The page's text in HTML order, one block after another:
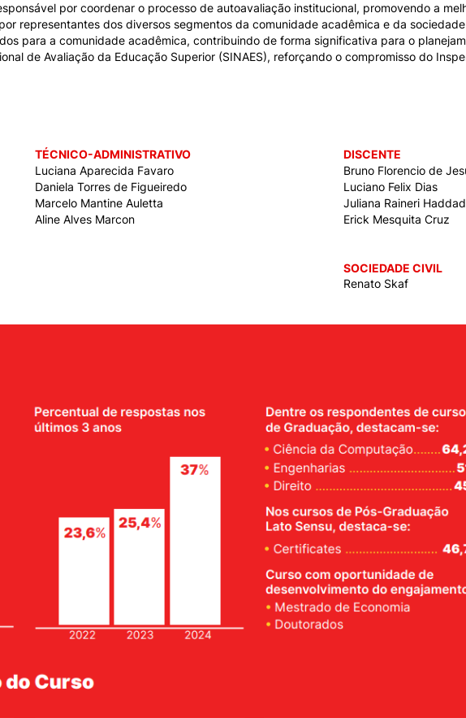
por coordenar o processo de autoavaliação institucional, promovendo a
representantes dos diversos segmentos da comunidade acadêmica e da
para a comunidade acadêmica, contribuindo de forma significativa para o
de Avaliação da Educação Superior (SINAES), reforçando o compromisso do
TÉCNICO-ADMINISTRATIVO
DISCENTE
Luciana Aparecida Favaro
Daniela Torres de Figueiredo
Marcelo Mantine Auletta
Aline Alves Marcon
Bruno Florencio de
Luciano Felix Dias
Juliana Raineri Haddad
Erick Mesquita Cruz
SOCIEDADE CIVIL
Renato Skaf